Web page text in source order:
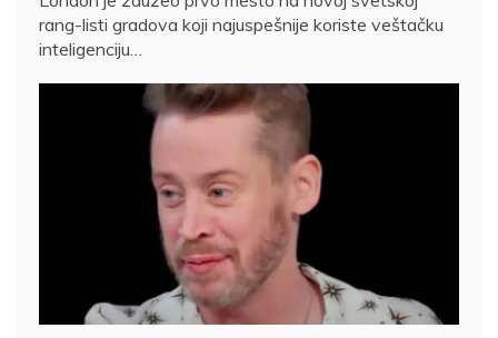
rang-listi gradova koji najuspešnije koriste veštačku
inteligenciju…